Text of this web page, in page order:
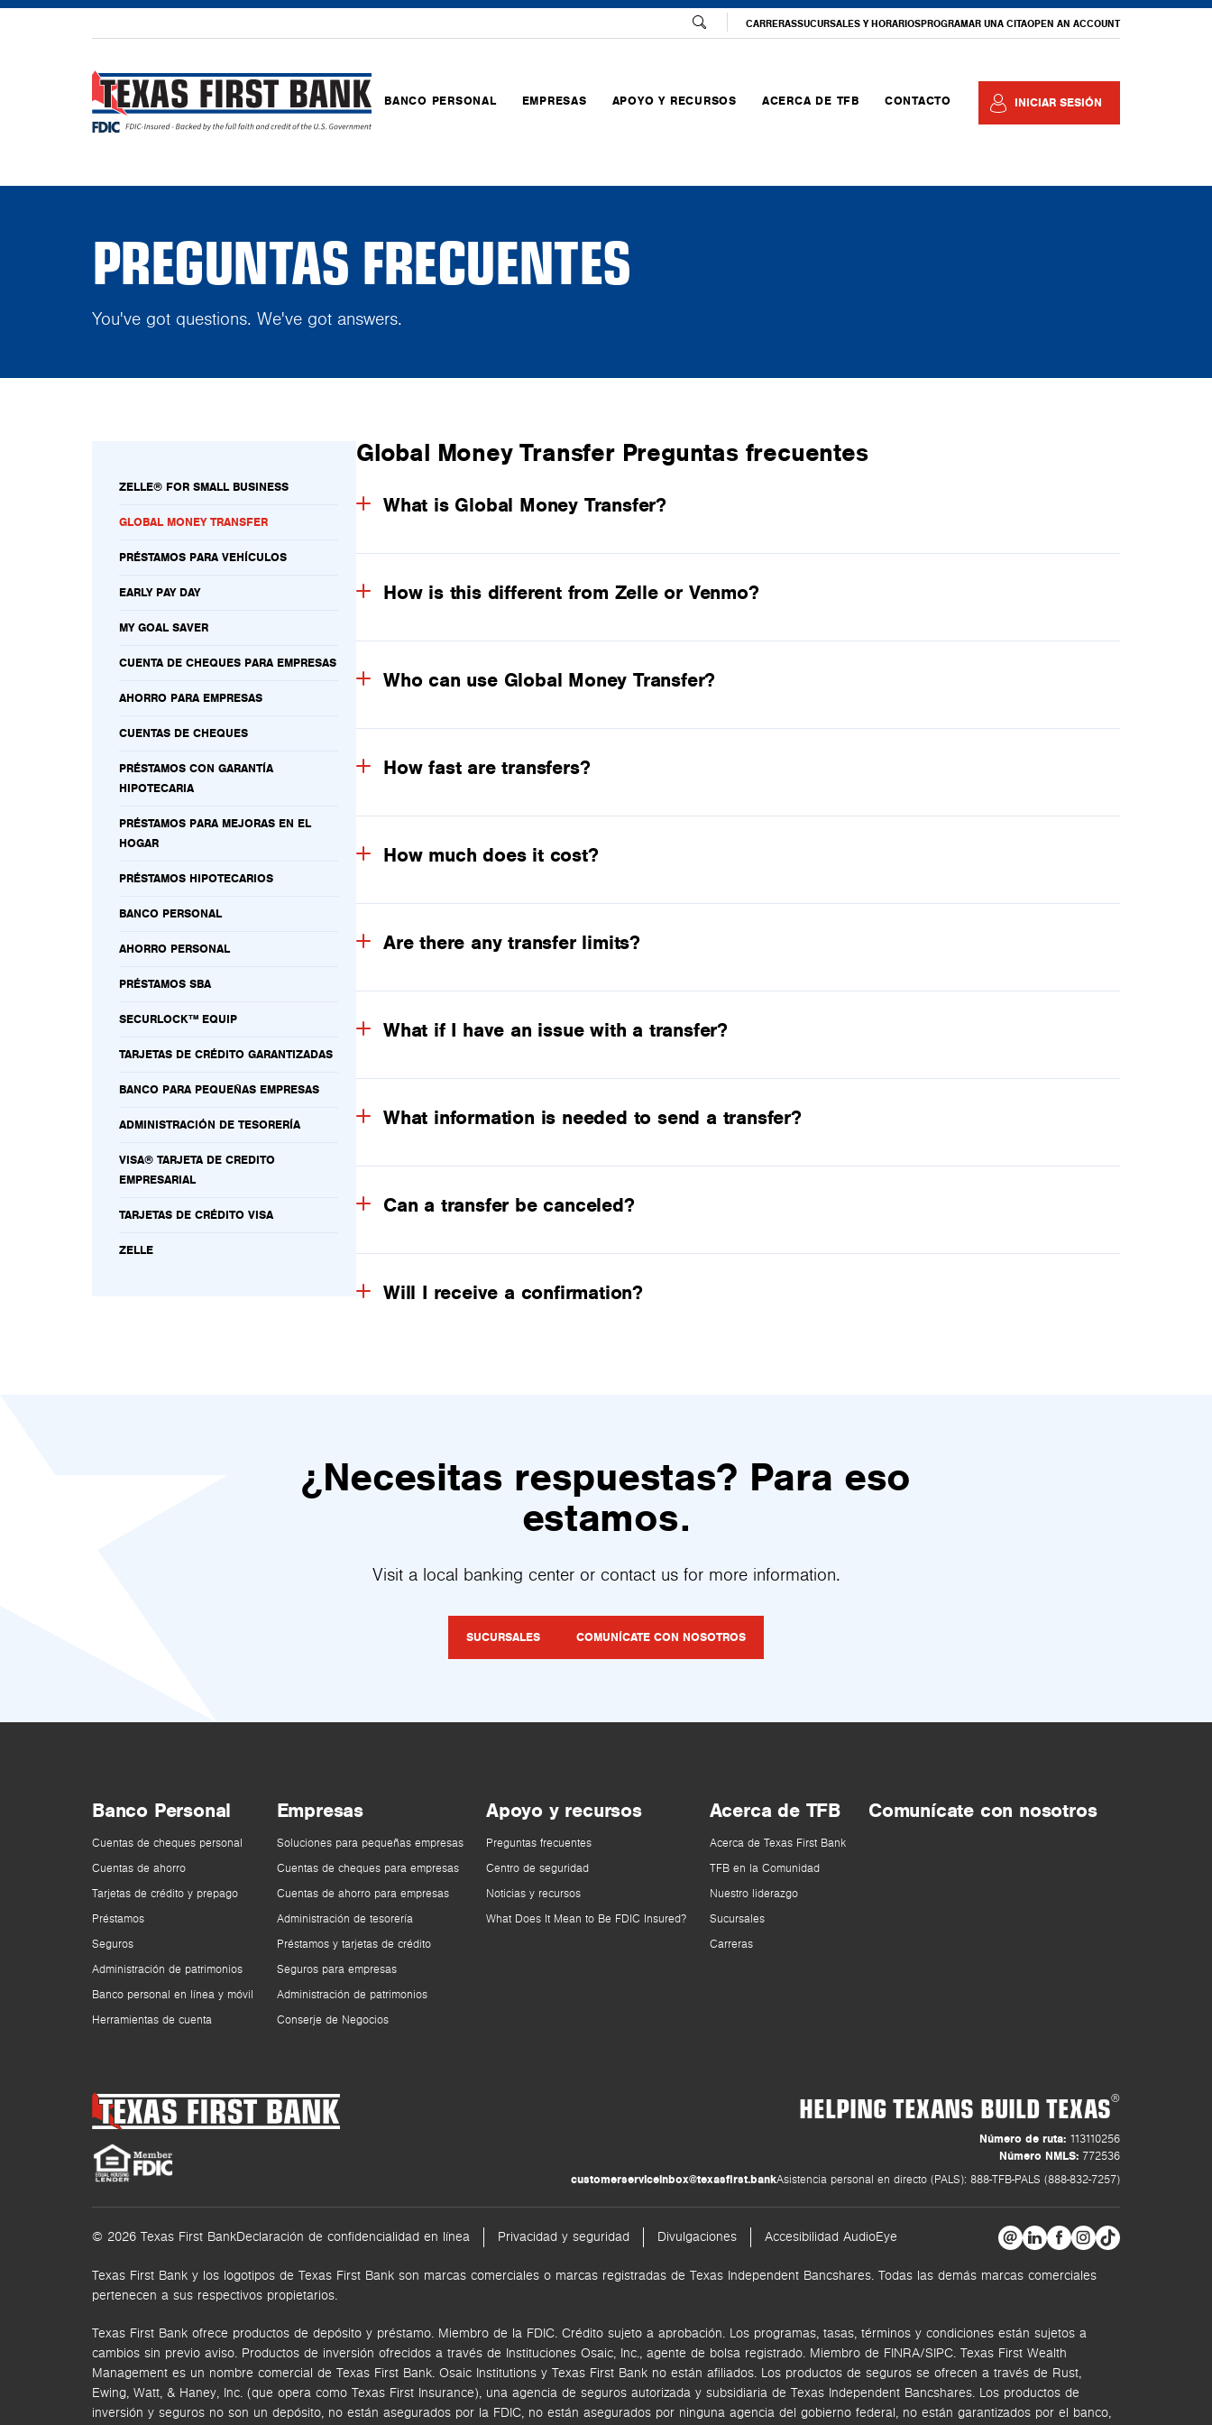
CARRERASSUCURSALES Y HORARIOSPROGRAMAR UNA CITAOPEN AN ACCOUNT
BANCO PERSONAL EMPRESAS APOYO Y RECURSOS ACERCA DE TFB CONTACTO INICIAR SESIÓN
PREGUNTAS FRECUENTES
You've got questions. We've got answers.
Global Money Transfer Preguntas frecuentes
What is Global Money Transfer?
How is this different from Zelle or Venmo?
Who can use Global Money Transfer?
How fast are transfers?
How much does it cost?
Are there any transfer limits?
What if I have an issue with a transfer?
What information is needed to send a transfer?
Can a transfer be canceled?
Will I receive a confirmation?
ZELLE® FOR SMALL BUSINESS
GLOBAL MONEY TRANSFER
PRÉSTAMOS PARA VEHÍCULOS
EARLY PAY DAY
MY GOAL SAVER
CUENTA DE CHEQUES PARA EMPRESAS
AHORRO PARA EMPRESAS
CUENTAS DE CHEQUES
PRÉSTAMOS CON GARANTÍA
HIPOTECARIA
PRÉSTAMOS PARA MEJORAS EN EL
HOGAR
PRÉSTAMOS HIPOTECARIOS
BANCO PERSONAL
AHORRO PERSONAL
PRÉSTAMOS SBA
SECURLOCK™ EQUIP
TARJETAS DE CRÉDITO GARANTIZADAS
BANCO PARA PEQUEÑAS EMPRESAS
ADMINISTRACIÓN DE TESORERÍA
VISA® TARJETA DE CREDITO
EMPRESARIAL
TARJETAS DE CRÉDITO VISA
ZELLE
¿Necesitas respuestas? Para eso
estamos.
Visit a local banking center or contact us for more information.
SUCURSALES COMUNÍCATE CON NOSOTROS
Banco Personal
Cuentas de cheques personal
Cuentas de ahorro
Tarjetas de crédito y prepago
Préstamos
Seguros
Administración de patrimonios
Banco personal en línea y móvil
Herramientas de cuenta
Empresas
Soluciones para pequeñas empresas
Cuentas de cheques para empresas
Cuentas de ahorro para empresas
Administración de tesorería
Préstamos y tarjetas de crédito
Seguros para empresas
Administración de patrimonios
Conserje de Negocios
Apoyo y recursos
Preguntas frecuentes
Centro de seguridad
Noticias y recursos
What Does It Mean to Be FDIC Insured?
Acerca de TFB
Acerca de Texas First Bank
TFB en la Comunidad
Nuestro liderazgo
Sucursales
Carreras
Comunícate con nosotros
HELPING TEXANS BUILD TEXAS®
Número de ruta: 113110256
Número NMLS: 772536
customerserviceinbox@texasfirst.bankAsistencia personal en directo (PALS): 888-TFB-PALS (888-832-7257)
© 2026 Texas First BankDeclaración de confidencialidad en línea Privacidad y seguridad Divulgaciones Accesibilidad AudioEye
Texas First Bank y los logotipos de Texas First Bank son marcas comerciales o marcas registradas de Texas Independent Bancshares. Todas las demás marcas comerciales
pertenecen a sus respectivos propietarios.
Texas First Bank ofrece productos de depósito y préstamo. Miembro de la FDIC. Crédito sujeto a aprobación. Los programas, tasas, términos y condiciones están sujetos a
cambios sin previo aviso. Productos de inversión ofrecidos a través de Instituciones Osaic, Inc., agente de bolsa registrado. Miembro de FINRA/SIPC. Texas First Wealth
Management es un nombre comercial de Texas First Bank. Osaic Institutions y Texas First Bank no están afiliados. Los productos de seguros se ofrecen a través de Rust,
Ewing, Watt, & Haney, Inc. (que opera como Texas First Insurance), una agencia de seguros autorizada y subsidiaria de Texas Independent Bancshares. Los productos de
inversión y seguros no son un depósito, no están asegurados por la FDIC, no están asegurados por ninguna agencia del gobierno federal, no están garantizados por el banco,